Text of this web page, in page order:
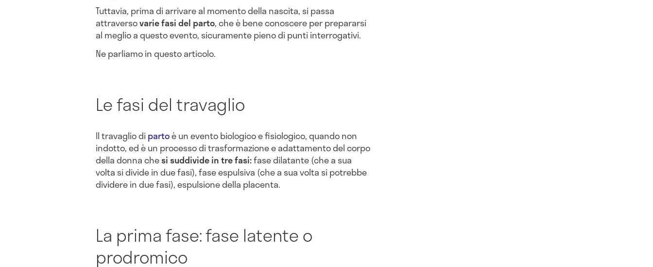
Tuttavia, prima di arrivare al momento della nascita, si passa
attraversovarie fasi del parto, che è bene conoscere per prepararsi
al meglio a questo evento, sicuramente pieno di punti interrogativi.
Ne parliamo in questo articolo.
Le fasi del travaglio
Il travaglio di partoè un evento biologico e fisiologico, quando non
indotto, ed è un processo di trasformazione e adattamento del corpo
della donna chesi suddivide in tre fasi:fase dilatante (che a sua
volta si divide in due fasi), fase espulsiva (che a sua volta si potrebbe
dividere in due fasi), espulsione della placenta.
La prima fase: fase latente o
prodromico